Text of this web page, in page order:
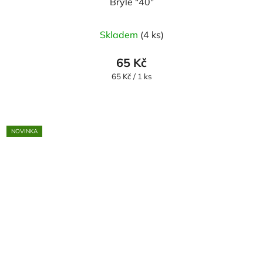
Skladem (4 ks)
65 Kč
Měrná
65 Kč / 1 ks
NOVINKA